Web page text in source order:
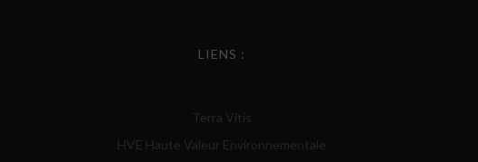
LIENS :
Terra Vitis
HVE Haute Valeur Environnementale